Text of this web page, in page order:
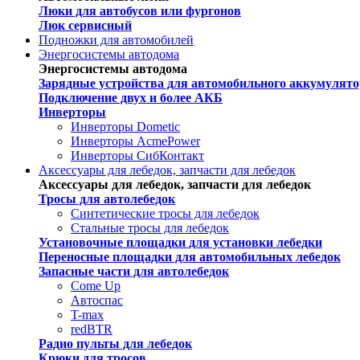
Люки для автобусов или фургонов
Люк сервисный
Подножки для автомобилей
Энергосистемы автодома
Энергосистемы автодома
Зарядные устройства для автомобильного
Подключение двух и более АКБ
Инверторы
Инверторы Dometic
Инверторы AcmePower
Инверторы СибКонтакт
Аксессуары для лебедок, запчасти для лебедок
Аксессуары для лебедок, запчасти для лебедок
Тросы для автолебедок
Синтетические тросы для лебедок
Стальные тросы для лебедок
Установочные площадки для установки лебедки
Переносные площадки для автомобильных лебедок
Запасные части для автолебедок
Come Up
Автоспас
T-max
redBTR
Радио пульты для лебедок